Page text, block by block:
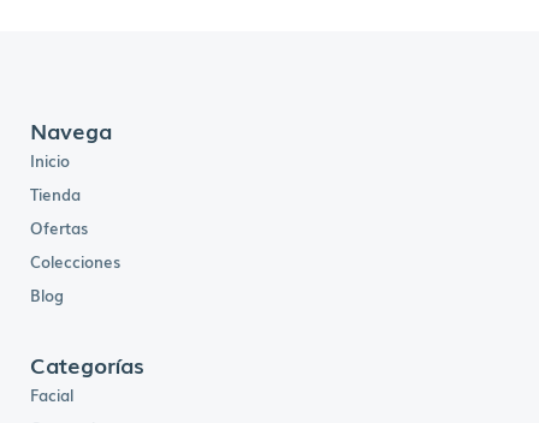
Navega
Inicio
Tienda
Ofertas
Colecciones
Blog
Categorías
Facial